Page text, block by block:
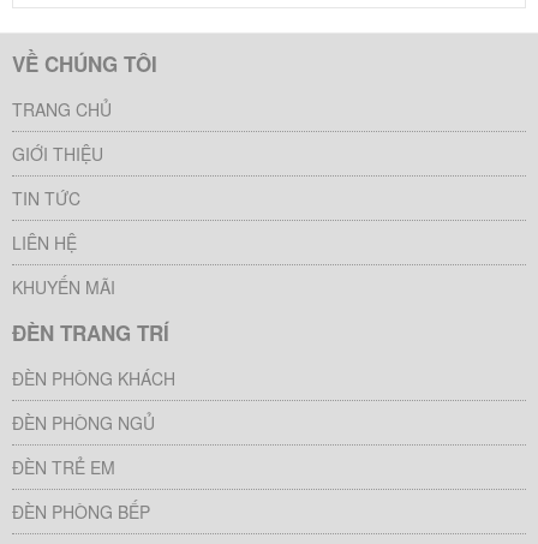
VỀ CHÚNG TÔI
TRANG CHỦ
GIỚI THIỆU
TIN TỨC
LIÊN HỆ
KHUYẾN MÃI
ĐÈN TRANG TRÍ
ĐÈN PHÒNG KHÁCH
ĐÈN PHÒNG NGỦ
ĐÈN TRẺ EM
ĐÈN PHÒNG BẾP